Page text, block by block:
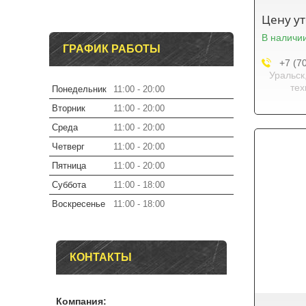
Цену
В
+7
ГРАФИК РАБОТЫ
Понедельник 11:00
20:00
Вторник
11:00
20:00
Среда
11:00
20:00
Четверг
11:00
20:00
Пятница
11:00
20:00
Суббота
11:00
18:00
Воскресенье
11:00 18:00
КОНТАКТЫ